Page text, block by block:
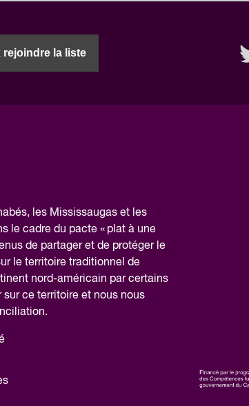
rejoindre la liste
les Mississaugas et les
le cadre du pacte « plat à une
de partager et de protéger le
le territoire traditionnel de
nord-américain par certains
ce territoire et nous nous